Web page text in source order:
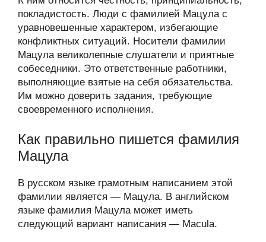
покладистость. Люди с фамилией Мацула с
уравновешенные характером, избегающие
конфликтных ситуаций. Носители фамилии
Мацула великолепные слушатели и приятные
собеседники. Это ответственные работники,
выполняющие взятые на себя обязательства.
Им можно доверить задания, требующие
своевременного исполнения.
Как правильно пишется фамилия
Мацула
В русском языке грамотным написанием этой
фамилии является — Мацула. В английском
языке фамилия Мацула может иметь
следующий вариант написания — Macula.